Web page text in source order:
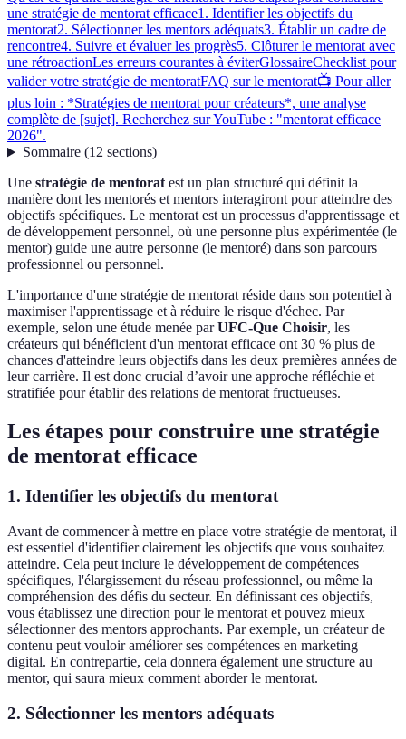
une stratégie de mentorat efficace1. Identifier les objectifs du
mentorat2. Sélectionner les mentors adéquats3. Établir un cadre de
rencontre4. Suivre et évaluer les progrès5. Clôturer le mentorat avec
une rétroactionLes erreurs courantes à éviterGlossaireChecklist pour
valider votre stratégie de mentoratFAQ sur le mentorat📺 Pour aller
plus loin : *Stratégies de mentorat pour créateurs*, une analyse
complète de [sujet]. Recherchez sur YouTube : "mentorat efficace
2026".
Sommaire(12 sections)
Une stratégie de mentoratest un plan structuré qui définit la
manière dont les mentorés et mentors interagiront pour atteindre des
objectifs spécifiques. Le mentorat est un processus d'apprentissage et
de développement personnel, où une personne plus expérimentée (le
mentor) guide une autre personne (le mentoré) dans son parcours
professionnel ou personnel.
L'importance d'une stratégie de mentorat réside dans son potentiel à
maximiser l'apprentissage et à réduire le risque d'échec. Par
exemple, selon une étude menée parUFC-Que Choisir, les
créateurs qui bénéficient d'un mentorat efficace ont 30 % plus de
chances d'atteindre leurs objectifs dans les deux premières années de
leur carrière. Il est donc crucial d’avoir une approche réfléchie et
stratifiée pour établir des relations de mentorat fructueuses.
Les étapes pour construire une stratégie
de mentorat efficace
1. Identifier les objectifs du mentorat
Avant de commencer à mettre en place votre stratégie de mentorat, il
est essentiel d'identifier clairement les objectifs que vous souhaitez
atteindre. Cela peut inclure le développement de compétences
spécifiques, l'élargissement du réseau professionnel, ou même la
compréhension des défis du secteur. En définissant ces objectifs,
vous établissez une direction pour le mentorat et pouvez mieux
sélectionner des mentors approchants. Par exemple, un créateur de
contenu peut vouloir améliorer ses compétences en marketing
digital. En contrepartie, cela donnera également une structure au
mentor, qui saura mieux comment aborder le mentorat.
2. Sélectionner les mentors adéquats